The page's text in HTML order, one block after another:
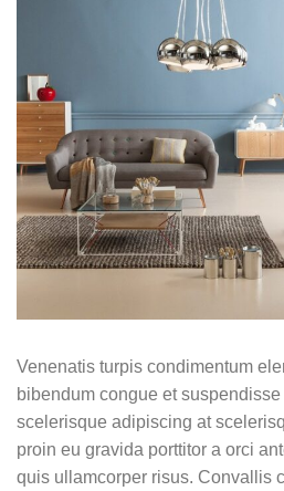
Venenatis turpis condimentum
bibendum congue et
scelerisque adipiscing at
proin eu gravida porttitor a orci
quis ullamcorper risus. Convallis